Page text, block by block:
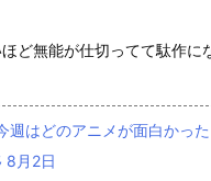
ど無能が仕切ってて駄作に
週はどのアニメが面白かっ
8月2日